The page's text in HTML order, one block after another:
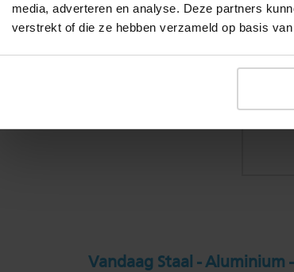
media, adverteren en analyse. Deze partners
verstrekt of die ze hebben verzameld op basis
€ 18 excl. BTW, gratis
vanaf € 250 excl. BTW
Alle
Vandaag Staal - Aluminium